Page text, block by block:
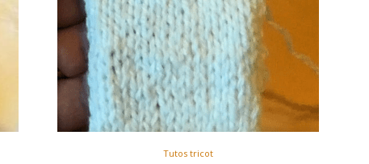
Tutos tricot